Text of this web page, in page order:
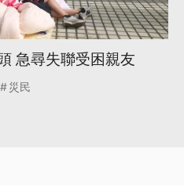
急尋失聯受困親友
災民